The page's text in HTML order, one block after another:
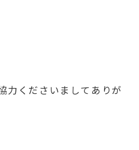
力くださいましてありが